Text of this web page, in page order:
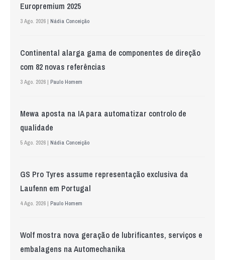
Europremium 2025
3 Ago. 2026 | Nádia Conceição
Continental alarga gama de componentes de direção
com 82 novas referências
3 Ago. 2026 | Paulo Homem
Mewa aposta na IA para automatizar controlo de
qualidade
5 Ago. 2026 | Nádia Conceição
GS Pro Tyres assume representação exclusiva da
Laufenn em Portugal
4 Ago. 2026 | Paulo Homem
Wolf mostra nova geração de lubrificantes, serviços e
embalagens na Automechanika